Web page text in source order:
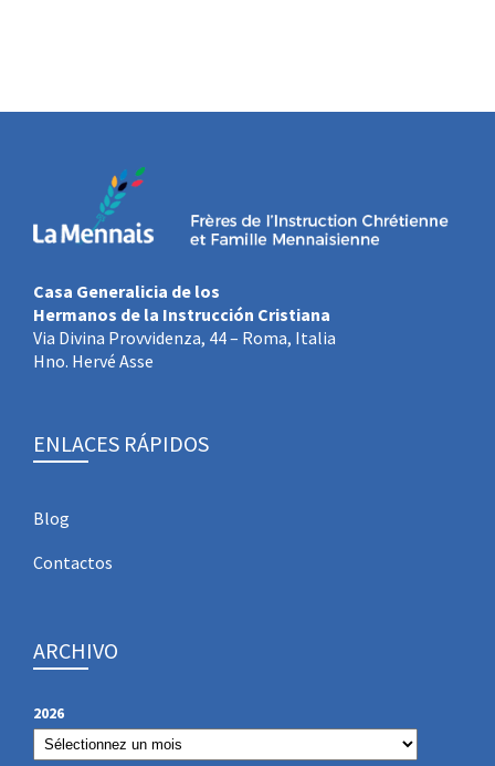
Casa Generalicia de los
Hermanos de la Instrucción Cristiana
Via Divina Provvidenza, 44 – Roma, Italia
Hno. Hervé Asse
ENLACES RÁPIDOS
Blog
Contactos
ARCHIVO
2026